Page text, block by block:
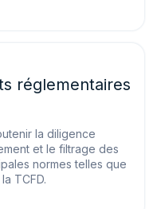
réglementaires
la diligence
et le filtrage des
normes telles que
TCFD.